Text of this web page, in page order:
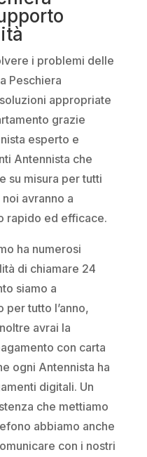
i problemi delle
Peschiera
appropriate
grazie
esperto e
Antennista che
su misura per tutti
avranno a
rapido ed efficace.
ha numerosi
di chiamare 24
siamo a
tutto l’anno,
avrai la
con carta
ogni Antennista ha
digitali. Un
che mettiamo
abbiamo anche
con i nostri